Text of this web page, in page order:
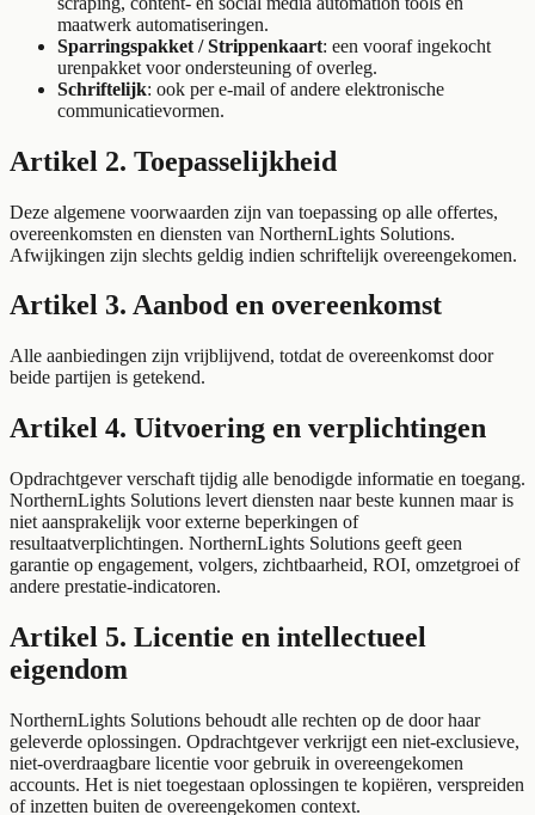
maatwerk automatiseringen.
Sparringspakket / Strippenkaart: een vooraf ingekocht
urenpakket voor ondersteuning of overleg.
Schriftelijk: ook per e-mail of andere elektronische
communicatievormen.
Artikel 2. Toepasselijkheid
Deze algemene voorwaarden zijn van toepassing op alle offertes,
overeenkomsten en diensten van NorthernLights Solutions.
Afwijkingen zijn slechts geldig indien schriftelijk overeengekomen.
Artikel 3. Aanbod en overeenkomst
Alle aanbiedingen zijn vrijblijvend, totdat de overeenkomst door
beide partijen is getekend.
Artikel 4. Uitvoering en verplichtingen
Opdrachtgever verschaft tijdig alle benodigde informatie en toegang.
NorthernLights Solutions levert diensten naar beste kunnen maar is
niet aansprakelijk voor externe beperkingen of
resultaatverplichtingen. NorthernLights Solutions geeft geen
garantie op engagement, volgers, zichtbaarheid, ROI, omzetgroei of
andere prestatie-indicatoren.
Artikel 5. Licentie en intellectueel
eigendom
NorthernLights Solutions behoudt alle rechten op de door haar
geleverde oplossingen. Opdrachtgever verkrijgt een niet-exclusieve,
niet-overdraagbare licentie voor gebruik in overeengekomen
accounts. Het is niet toegestaan oplossingen te kopiëren, verspreiden
of inzetten buiten de overeengekomen context.